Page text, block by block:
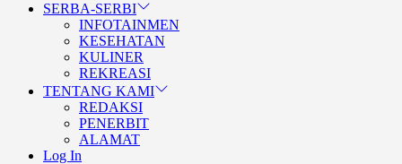
SERBA-SERBI
INFOTAINMEN
KESEHATAN
KULINER
REKREASI
TENTANG KAMI
REDAKSI
PENERBIT
ALAMAT
Log In